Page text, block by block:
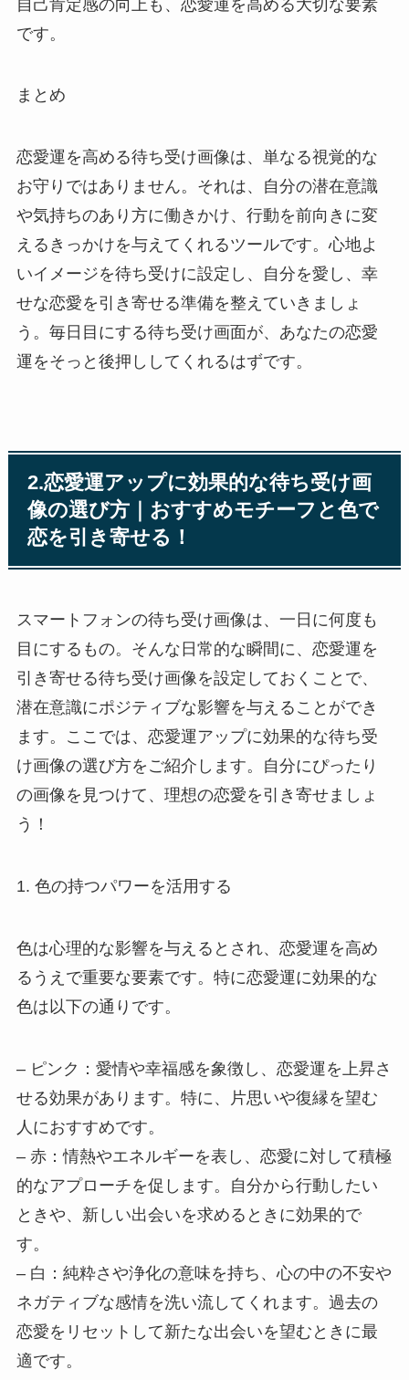
自己肯定感の向上も、恋愛運を高める大切な要素
です。
まとめ
恋愛運を高める待ち受け画像は、単なる視覚的な
お守りではありません。それは、自分の潜在意識
や気持ちのあり方に働きかけ、行動を前向きに変
えるきっかけを与えてくれるツールです。心地よ
いイメージを待ち受けに設定し、自分を愛し、幸
せな恋愛を引き寄せる準備を整えていきましょ
う。毎日目にする待ち受け画面が、あなたの恋愛
運をそっと後押ししてくれるはずです。
2.恋愛運アップに効果的な待ち受け画
像の選び方｜おすすめモチーフと色で
恋を引き寄せる！
スマートフォンの待ち受け画像は、一日に何度も
目にするもの。そんな日常的な瞬間に、恋愛運を
引き寄せる待ち受け画像を設定しておくことで、
潜在意識にポジティブな影響を与えることができ
ます。ここでは、恋愛運アップに効果的な待ち受
け画像の選び方をご紹介します。自分にぴったり
の画像を見つけて、理想の恋愛を引き寄せましょ
う！
1. 色の持つパワーを活用する
色は心理的な影響を与えるとされ、恋愛運を高め
るうえで重要な要素です。特に恋愛運に効果的な
色は以下の通りです。
– ピンク：愛情や幸福感を象徴し、恋愛運を上昇さ
せる効果があります。特に、片思いや復縁を望む
人におすすめです。
– 赤：情熱やエネルギーを表し、恋愛に対して積極
的なアプローチを促します。自分から行動したい
ときや、新しい出会いを求めるときに効果的で
す。
– 白：純粋さや浄化の意味を持ち、心の中の不安や
ネガティブな感情を洗い流してくれます。過去の
恋愛をリセットして新たな出会いを望むときに最
適です。